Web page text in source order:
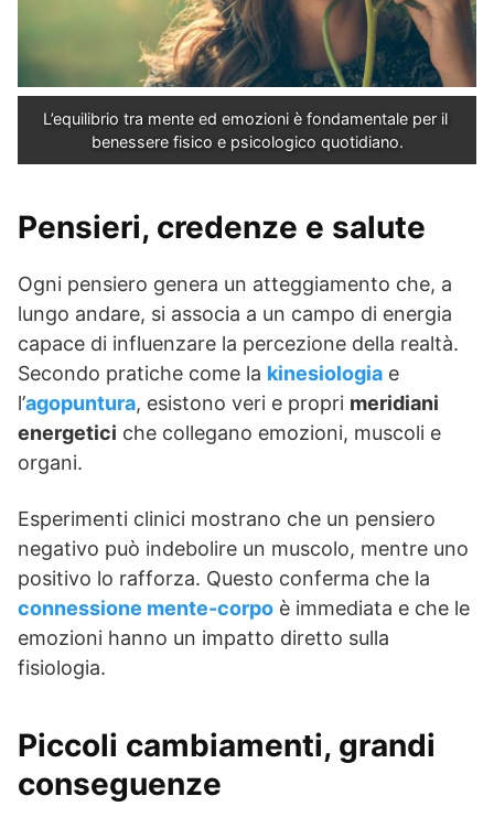
L’equilibrio tra mente ed emozioni è fondamentale per il
benessere fisico e psicologico quotidiano.
Pensieri, credenze e salute
Ogni pensiero genera un atteggiamento che, a
lungo andare, si associa a un campo di energia
capace di influenzare la percezione della realtà.
Secondo pratiche come la kinesiologia e
l’agopuntura, esistono veri e propri meridiani
energetici che collegano emozioni, muscoli e
organi.
Esperimenti clinici mostrano che un pensiero
negativo può indebolire un muscolo, mentre uno
positivo lo rafforza. Questo conferma che la
connessione mente-corpo è immediata e che le
emozioni hanno un impatto diretto sulla
fisiologia.
Piccoli cambiamenti, grandi
conseguenze